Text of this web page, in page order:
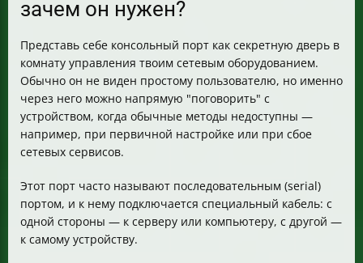
зачем он нужен?
Представь себе консольный порт как секретную дверь в
комнату управления твоим сетевым оборудованием.
Обычно он не виден простому пользователю, но именно
через него можно напрямую "поговорить" с
устройством, когда обычные методы недоступны —
например, при первичной настройке или при сбое
сетевых сервисов.
Этот порт часто называют последовательным (serial)
портом, и к нему подключается специальный кабель: с
одной стороны — к серверу или компьютеру, с другой —
к самому устройству.